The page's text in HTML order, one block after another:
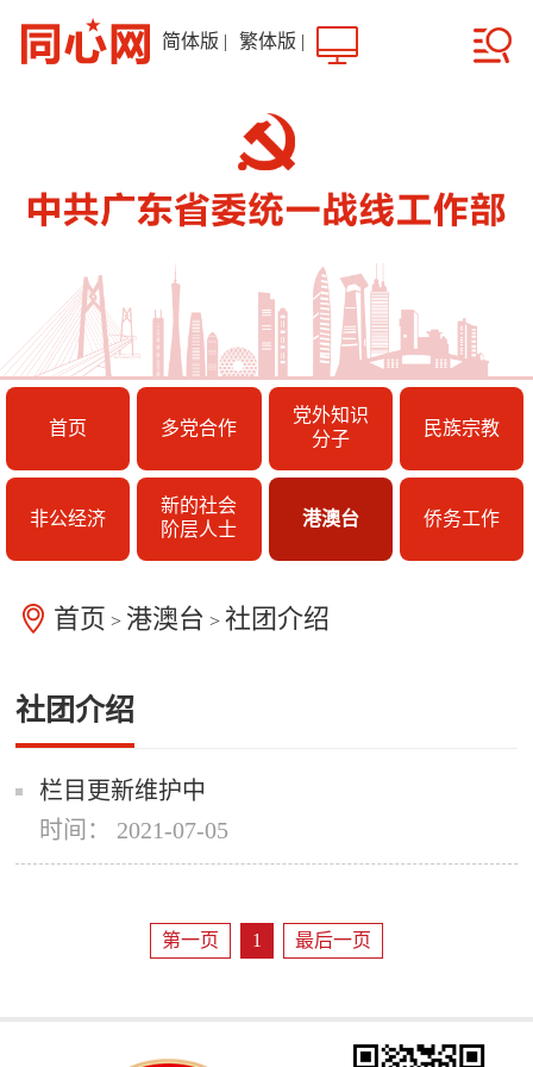
简体版 | 繁体版 |
首页 多党合作
党外知识
分子
民族宗教
非公经济
新的社会
阶层人士
港澳台 侨务工作
首页 > 港澳台 >社团介绍
社团介绍
栏目更新维护中
时间： 2021-07-05
第一页 1 最后一页